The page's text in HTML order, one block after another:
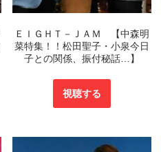
ＥＩＧＨＴ－ＪＡＭ 【中森明
菜特集！！松田聖子・小泉今日
子との関係、振付秘話…】
視聴する